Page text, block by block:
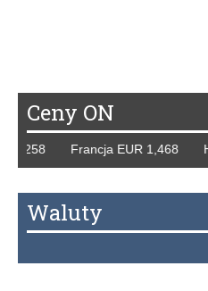
Ceny ON
Francja EUR 1,468
Waluty